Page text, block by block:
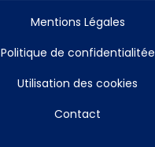
Mentions Légales
Politique de confidentialitée
Utilisation des cookies
Contact